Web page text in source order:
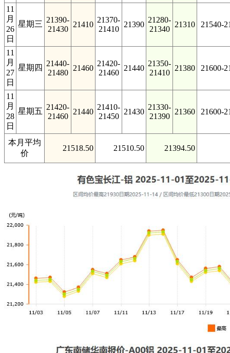
11
月
26
日
星期三 21390-
21430
21410
21370-
21410
21390
21280-
21340
21310 21540-
11
月
27
日
星期四 21440-
21480
21460
21420-
21460
21440
21350-
21410
21380 21600-
11
月
28
日
星期五 21420-
21460
21440
21410-
21450
21430
21330-
21390
21360 21600-
本月平均
价
21518.50 21510.50 21394.50